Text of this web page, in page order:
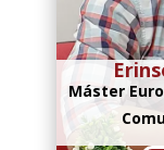
Máster